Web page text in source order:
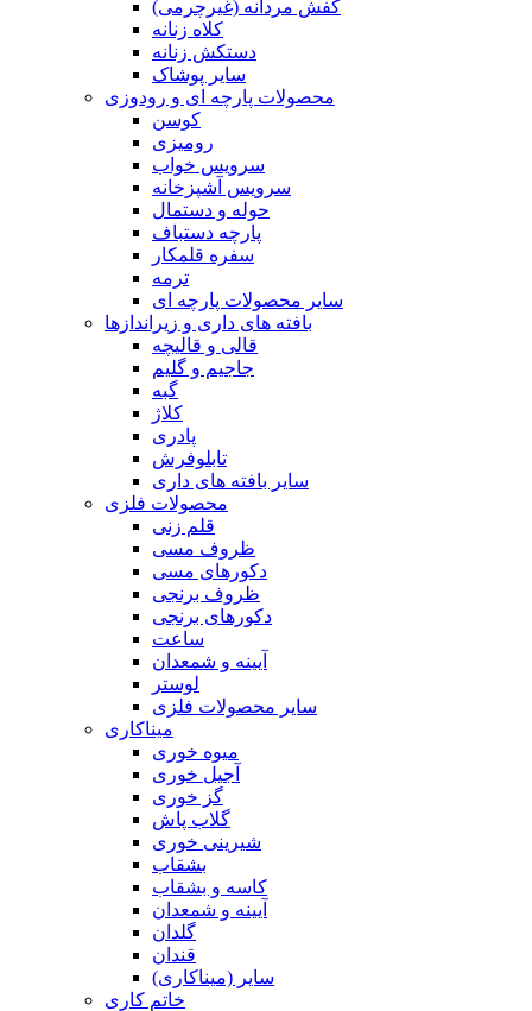
کفش مردانه (غیرچرمی)
کلاه زنانه
دستکش زنانه
سایر پوشاک
محصولات پارچه ای و رودوزی
کوسن
رومیزی
سرویس خواب
سرویس آشپزخانه
حوله و دستمال
پارچه دستباف
سفره قلمکار
ترمه
سایر محصولات پارچه ای
بافته های داری و زیراندازها
قالی و قالیچه
جاجیم و گلیم
گبه
کلاژ
پادری
تابلوفرش
سایر بافته های داری
محصولات فلزی
قلم زنی
ظروف مسی
دکورهای مسی
ظروف برنجی
دکورهای برنجی
ساعت
آیینه و شمعدان
لوستر
سایر محصولات فلزی
میناکاری
میوه خوری
آجیل خوری
گز خوری
گلاب پاش
شیرینی خوری
بشقاب
کاسه و بشقاب
آیینه و شمعدان
گلدان
قندان
سایر (میناکاری)
خاتم کاری